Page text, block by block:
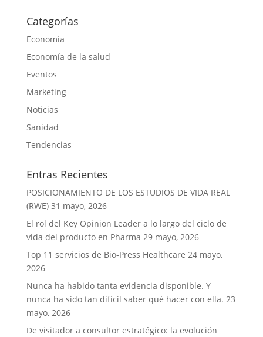
Categorías
Economía
Economía de la salud
Eventos
Marketing
Noticias
Sanidad
Tendencias
Entras Recientes
POSICIONAMIENTO DE LOS ESTUDIOS DE VIDA REAL
(RWE) 31 mayo, 2026
El rol del Key Opinion Leader a lo largo del ciclo de
vida del producto en Pharma 29 mayo, 2026
Top 11 servicios de Bio-Press Healthcare 24 mayo,
2026
Nunca ha habido tanta evidencia disponible. Y
nunca ha sido tan difícil saber qué hacer con ella. 23
mayo, 2026
De visitador a consultor estratégico: la evolución